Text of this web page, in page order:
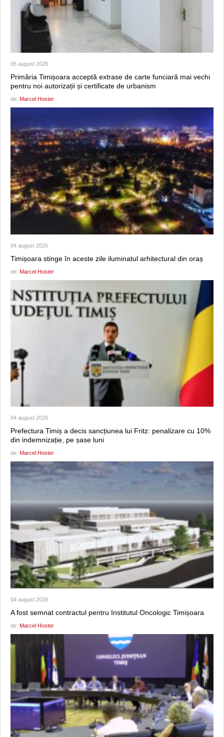
05 august 2026
Primăria Timișoara acceptă extrase de carte funciară mai vechi
pentru noi autorizații și certificate de urbanism
de: Marcel Hoster
04 august 2026
Timișoara stinge în aceste zile iluminatul arhitectural din oraș
de: Marcel Hoster
04 august 2026
Prefectura Timiș a decis sancțiunea lui Fritz: penalizare cu 10%
din indemnizație, pe șase luni
de: Marcel Hoster
04 august 2026
A fost semnat contractul pentru Institutul Oncologic Timișoara
de: Marcel Hoster